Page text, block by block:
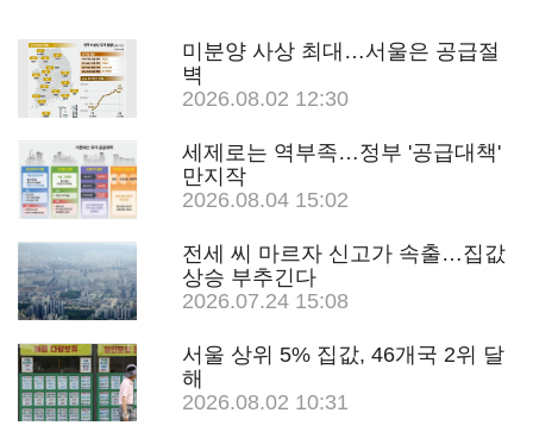
미분양 사상 최대…서울은 공급절
벽
2026.08.02 12:30
세제로는 역부족…정부 '공급대책'
만지작
2026.08.04 15:02
전세 씨 마르자 신고가 속출…집값
상승 부추긴다
2026.07.24 15:08
서울 상위 5% 집값, 46개국 2위 달
해
2026.08.02 10:31